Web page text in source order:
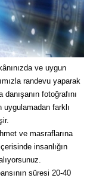
ve uygun
randevu yaparak
fotoğrafını
uygulamadan farklı
ve masraflarına
insanlığın
süresi 20-40